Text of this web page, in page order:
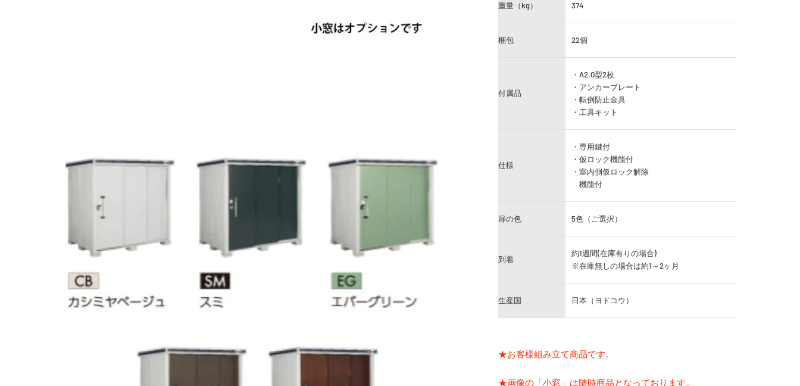
重量（kg） 374
梱包 22個
付属品
・A2.0型2枚
・アンカープレート
・転倒防止金具
・工具キット
仕様
・専用鍵付
・仮ロック機能付
・室内側仮ロック解除
機能付
扉の色 5色（ご選択）
到着
約1週間(在庫有りの場合)
※在庫無しの場合は約1～2ヶ月
生産国 日本（ヨドコウ）
★お客様組み立て商品です。
★画像の「小窓」は随時商品となっております。